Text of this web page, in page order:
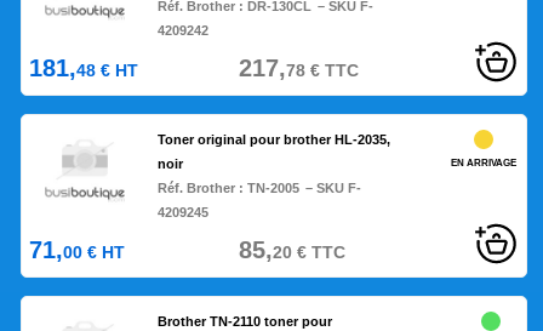
Réf. Brother :DR-130CL – SKU F-
4209242
181,48 € HT 217,78€TTC
Toner original pour brother HL-2035,
noir
Réf. Brother :TN-2005 – SKU F-
4209245
EN ARRIVAGE
71,00 € HT 85,20€TTC
Brother TN-2110 toner pour